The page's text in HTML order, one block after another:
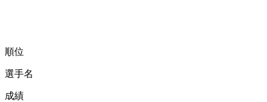
順位
選手名
成績